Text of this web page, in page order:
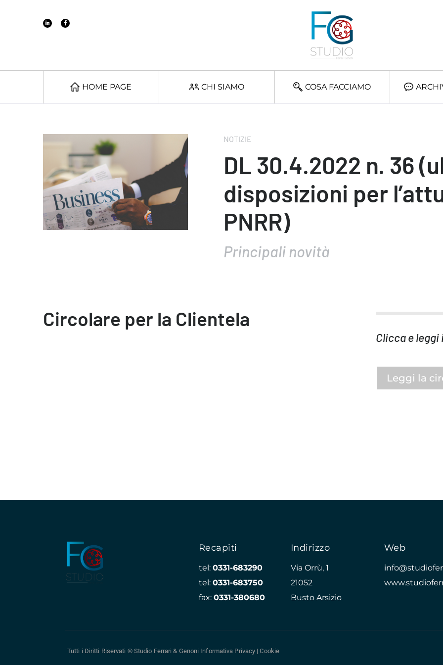
HOME PAGE CHI SIAMO COSA FACCIAMO
NOTIZIE
DL 30.4.2022 n. 36
disposizioni per
PNRR)
Principali novità
Circolare per la Clientela
Clicca e leggi
Leggi la
Recapiti
tel: 0331-683290
tel: 0331-683750
fax: 0331-380680
Indirizzo
Via Orrù, 1
21052
Busto Arsizio
Web
Tutti i Diritti Riservati © Studio Ferrari & Genoni Informativa Privacy |Cookie